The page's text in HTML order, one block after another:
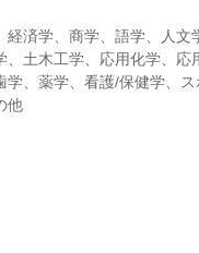
済学、商学、語学、人
土木工学、応用化学、
、薬学、看護/保健学、
他